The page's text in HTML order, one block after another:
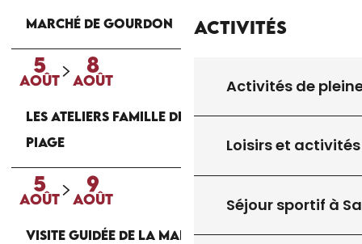
Activités
Activités de
Loisirs et activités
Séjour sportif à
MARCHÉ DE GOURDON
5
AOÛT
8
AOÛT
LES ATELIERS FAMILLE DE LA MAISON DU
PIAGE
5
AOÛT
9
AOÛT
VISITE GUIDÉE DE LA MAISON DU PIAGE À